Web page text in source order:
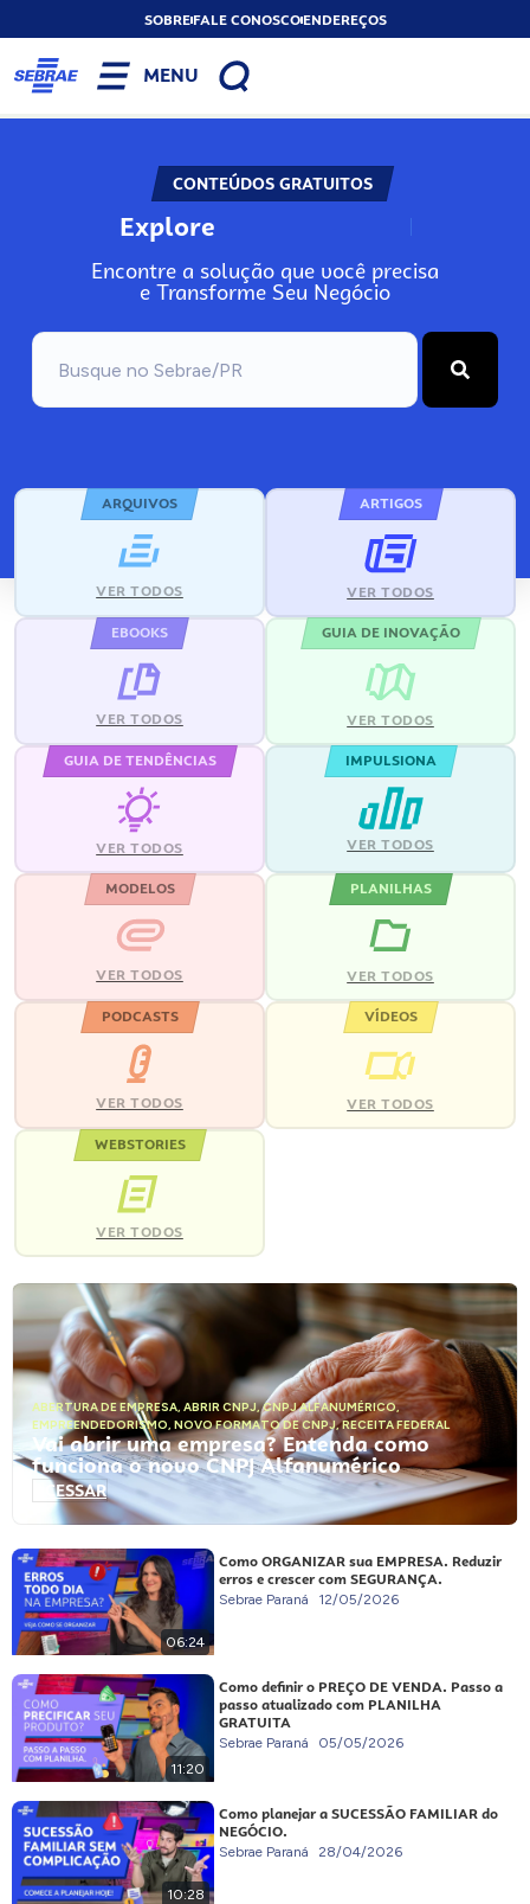
SOBREFALE CONOSCOENDEREÇOS
MENU
CONTEÚDOS GRATUITOS
Explore N
Encontre a solução que você precisa
e Transforme Seu Negócio
ARQUIVOS
VER TODOS
ARTIGOS
VER TODOS
EBOOKS
VER TODOS
GUIA DE INOVAÇÃO
VER TODOS
GUIA DE TENDÊNCIAS
VER TODOS
IMPULSIONA
VER TODOS
MODELOS
VER TODOS
PLANILHAS
VER TODOS
PODCASTS
VER TODOS
VÍDEOS
VER TODOS
WEBSTORIES
VER TODOS
ABERTURA DE EMPRESA, ABRIR CNPJ,CNPJ ALFANUMÉRICO,
EMPREENDEDORISMO, NOVO FORMATO DE CNPJ,RECEITA FEDERAL
Vai abrir uma empresa? Entenda como
funciona o novo CNPJ Alfanumérico
ACESSAR
06:24
Como ORGANIZAR sua EMPRESA. Reduzir
erros e crescer com SEGURANÇA.
Sebrae Paraná 12/05/2026
11:20
Como definir o PREÇO DE VENDA. Passo a
passo atualizado com PLANILHA
GRATUITA
Sebrae Paraná 05/05/2026
10:28
Como planejar a SUCESSÃO FAMILIAR do
NEGÓCIO.
Sebrae Paraná 28/04/2026